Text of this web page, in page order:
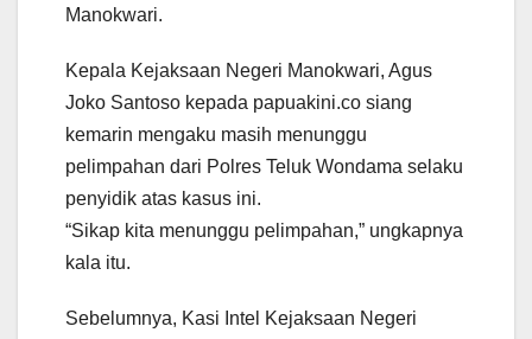
Manokwari.
Kepala Kejaksaan Negeri Manokwari, Agus
Joko Santoso kepada papuakini.co siang
kemarin mengaku masih menunggu
pelimpahan dari Polres Teluk Wondama selaku
penyidik atas kasus ini.
“Sikap kita menunggu pelimpahan,” ungkapnya
kala itu.
Sebelumnya, Kasi Intel Kejaksaan Negeri